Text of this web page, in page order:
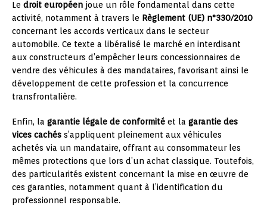
Le droit européen joue un rôle fondamental dans cette
activité, notamment à travers le Règlement (UE) n°330/2010
concernant les accords verticaux dans le secteur
automobile. Ce texte a libéralisé le marché en interdisant
aux constructeurs d’empêcher leurs concessionnaires de
vendre des véhicules à des mandataires, favorisant ainsi le
développement de cette profession et la concurrence
transfrontalière.
Enfin, la garantie légale de conformité et la garantie des
vices cachés s’appliquent pleinement aux véhicules
achetés via un mandataire, offrant au consommateur les
mêmes protections que lors d’un achat classique. Toutefois,
des particularités existent concernant la mise en œuvre de
ces garanties, notamment quant à l’identification du
professionnel responsable.